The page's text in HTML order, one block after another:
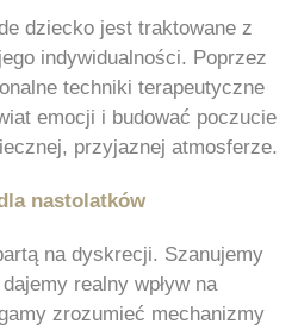
dziecko jest traktowane z
indywidualności. Poprzez
techniki terapeutyczne
emocji i budować poczucie
przyjaznej atmosferze.
nastolatków
na dyskrecji. Szanujemy
realny wpływ na
zrozumieć mechanizmy